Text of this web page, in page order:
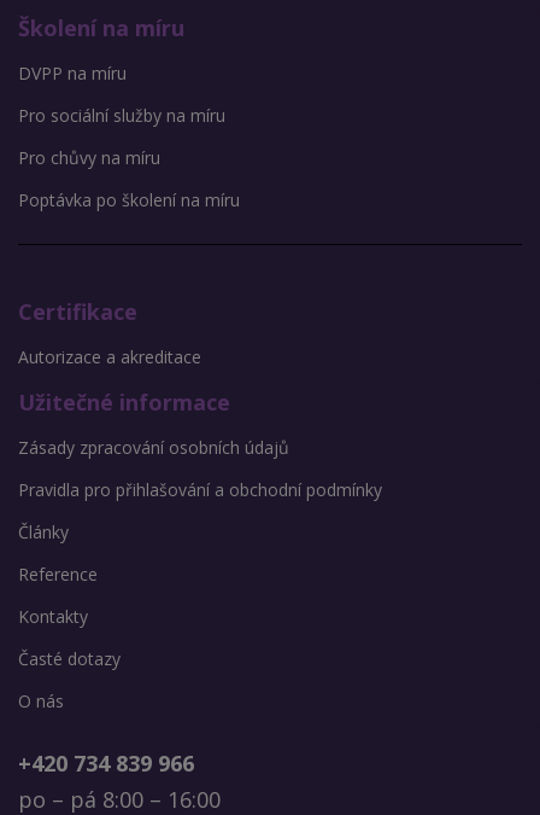
Školení na míru
DVPP na míru
Pro sociální služby na míru
Pro chůvy na míru
Poptávka po školení na míru
Certifikace
Autorizace a akreditace
Užitečné informace
Zásady zpracování osobních údajů
Pravidla pro přihlašování a obchodní podmínky
Články
Reference
Kontakty
Časté dotazy
O nás
+420 734 839 966
po – pá 8:00 – 16:00